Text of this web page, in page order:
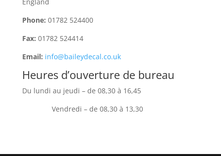
Phone: 01782 524400
Fax: 01782 524414
Email: info@baileydecal.co.uk
Heures d’ouverture de bureau
Du lundi au jeudi – de 08,30 à 16,45
Vendredi – de 08,30 à 13,30